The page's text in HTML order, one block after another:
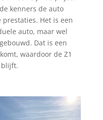
kenners de auto
Het is een
auto, maar wel
Dat is een
waardoor de Z1